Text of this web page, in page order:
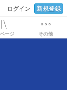
ログイン 新規登録
ージ その他